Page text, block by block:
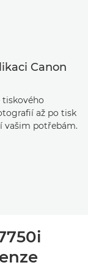
Canon
až po tisk
vašim potřebám.